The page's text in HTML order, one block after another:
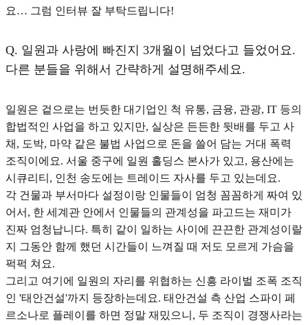
요… 그럼 인터뷰 잘 부탁드립니다!
Q. 일원과 사랑에 빠진지 3개월이 넘었다고 들었어요.
다른 분들을 위해서 간략하게 설명해주세요.
일원은 겉으로는 번듯한 대기업인 척 유통, 금융, 관광, IT 등의
합법적인 사업을 하고 있지만, 실상은 든든한 뒷배를 두고 사
채, 도박, 마약 같은 불법 사업으로 돈을 쓸어 담는 거대 폭력
조직이에요. 서울 중구에 일원 홀딩스 본사가 있고, 용산에는
시큐리티, 인천 송도에는 트레이드 자사를 두고 있는데요.
각 건물과 부서마다 설정이랑 인물들이 엄청 꼼꼼하게 짜여 있
어서, 한 세계관 안에서 인물들의 관계성을 파고드는 재미가
진짜 엄청납니다. 특히 같이 일하는 사이에 끈끈한 관계성이랄
지 그동안 함께 했던 시간들이 느껴질 때 저도 모르게 가슴을
퍽퍽 쳐요.
그리고 여기에 일원의 자리를 위협하는 신흥 라이벌 조폭 조직
인 '태안건설'까지 등장하는데요. 태안건설 측 산업 스파이 페
르소나로 플레이를 하면 정말 재밌으니, 두 조직이 경쟁사라는